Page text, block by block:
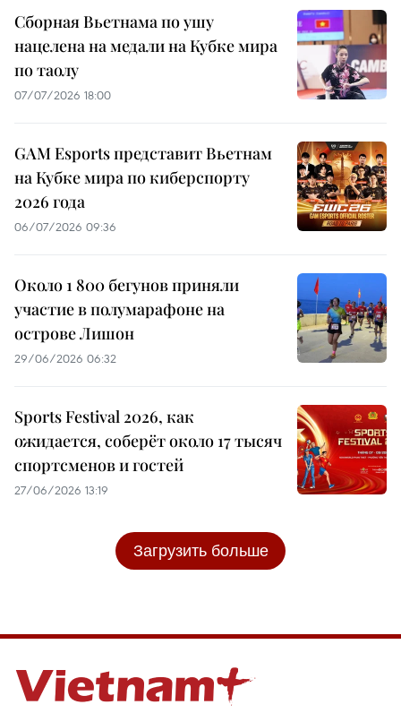
Сборная Вьетнама по ушу
нацелена на медали на Кубке мира
по таолу
07/07/2026 18:00
GAM Esports представит Вьетнам
на Кубке мира по киберспорту
2026 года
06/07/2026 09:36
Около 1 800 бегунов приняли
участие в полумарафоне на
острове Лишон
29/06/2026 06:32
Sports Festival 2026, как
ожидается, соберёт около 17 тысяч
спортсменов и гостей
27/06/2026 13:19
Загрузить больше